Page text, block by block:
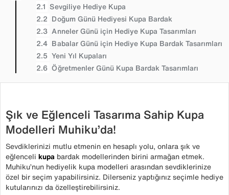
Sevgiliye Hediye Kupa
Doğum Günü Hediyesi Kupa Bardak
Anneler Günü için Hediye Kupa Tasarımları
Babalar Günü için Hediye Kupa Bardak Tasarımları
Yeni Yıl Kupaları
Öğretmenler Günü Kupa Bardak Tasarımları
Şık ve Eğlenceli Tasarıma Sahip Kupa
Modelleri Muhiku’da!
Sevdiklerinizi mutlu etmenin en hesaplı yolu, onlara şık ve
eğlenceli kupa bardak modellerinden birini armağan etmek.
Muhiku’nun hediyelik kupa modelleri arasından sevdiklerinize
özel bir seçim yapabilirsiniz. Dilerseniz yaptığınız seçimle hediye
kutularınızı da özelleştirebilirsiniz.